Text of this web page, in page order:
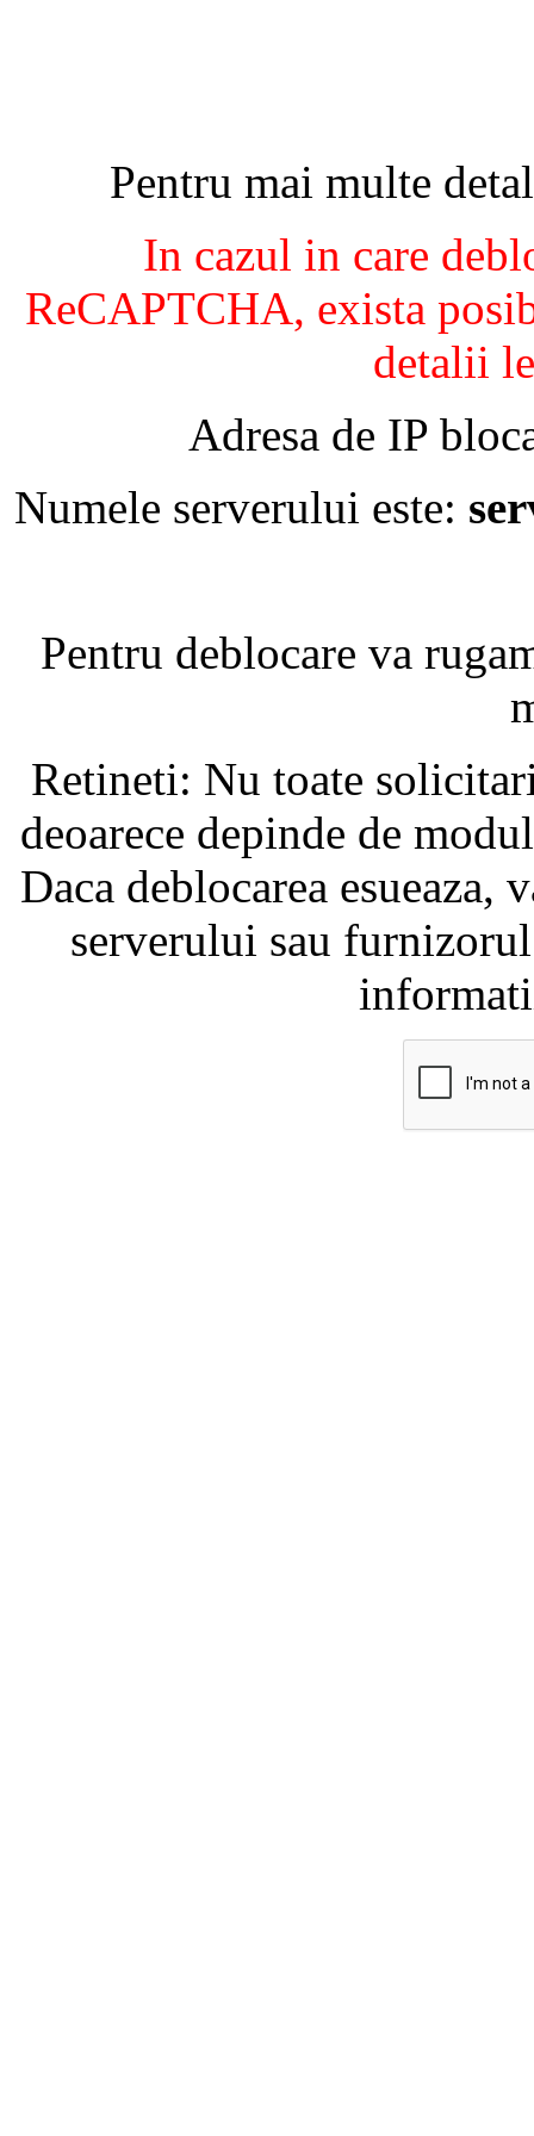
Pentru mai multe
In cazul in care
ReCAPTCHA, exista
detalii
Adresa de IP
Numele serverului este:
Pentru deblocare va
Retineti: Nu toate
deoarece depinde de
Daca deblocarea
serverului sau